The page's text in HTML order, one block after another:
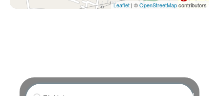
Leaflet | ©OpenStreetMapcontributors